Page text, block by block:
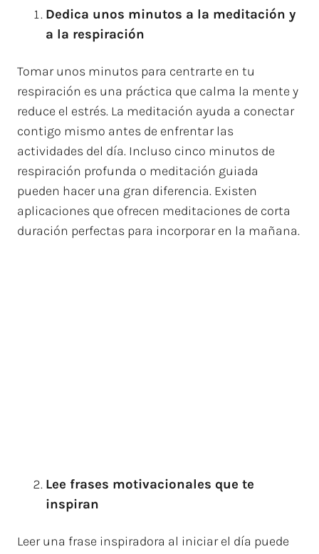
Dedica unos minutos a la meditación y
a la respiración
Tomar unos minutos para centrarte en tu
respiración es una práctica que calma la mente y
reduce el estrés. La meditación ayuda a conectar
contigo mismo antes de enfrentar las
actividades del día. Incluso cinco minutos de
respiración profunda o meditación guiada
pueden hacer una gran diferencia. Existen
aplicaciones que ofrecen meditaciones de corta
duración perfectas para incorporar en la mañana.
Lee frases motivacionales que te
inspiran
Leer una frase inspiradora al iniciar el día puede